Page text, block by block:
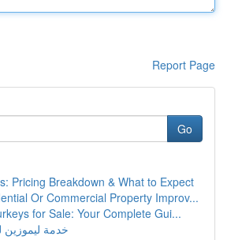
Report Page
Go
Pricing Breakdown & What to Expect
Or Commercial Property Improv...
for Sale: Your Complete Gui...
خدمة ليموزين